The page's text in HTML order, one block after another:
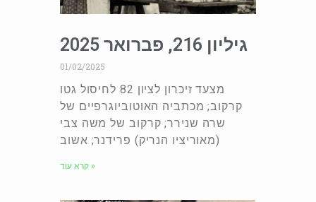
גיליון 216, פברואר 2025
01/02/2025
מצעד זיכרון לציון 82 לחיסול גטו
קרקוב; מכתביה האוטוביוגרפיים של
שרה שנירר; קרקוב של משה צבי
(מאוריציו הנריק) פרידנר; אשוב
קרא עוד »